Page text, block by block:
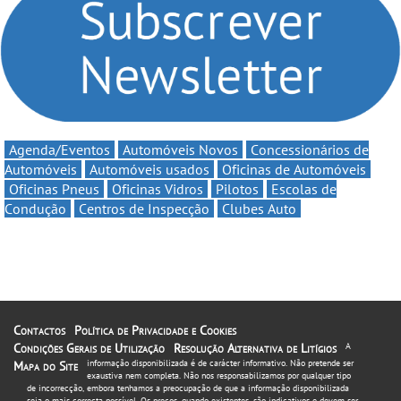
automobilismo nacional
continua em 2026
Agenda/Eventos Automóveis Novos
Concessionários de
Automóveis
Automóveis usados
Oficinas de Automóveis
Oficinas Pneus
Oficinas Vidros Pilotos
Escolas de
Condução
Centros de Inspecção Clubes Auto
Contactos
Política de Privacidade e Cookies
Condições Gerais de Utilização
Resolução Alternativa de Litígios
Mapa do Site
A
informação disponibilizada é de carácter informativo. Não pretende ser
exaustiva nem completa. Não nos responsabilizamos por qualquer tipo
de incorrecção, embora tenhamos a preocupação de que a informação disponibilizada